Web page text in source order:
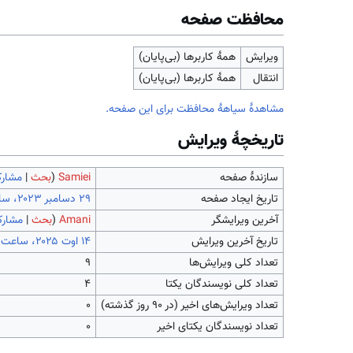
محافظت صفحه
ویرایش
همهٔ کاربرها (بی‌پایان)
انتقال
همهٔ کاربرها (بی‌پایان)
مشاهدۀ سیاهۀ محافظت برای این صفحه.
تاریخچۀ ویرایش
سازندۀ صفحه Samiei
(بحث|
تاریخ ایجاد صفحه
آخرین ویرایشگر
Amani
(بحث|
تاریخ آخرین ویرایش
تعداد کلی ویرایش‌ها
۹
تعداد کلی نویسندگان یکتا
۴
تعداد ویرایش‌های اخیر (در ۹۰ روز گذشته)
۰
تعداد نویسندگان یکتای اخیر
۰